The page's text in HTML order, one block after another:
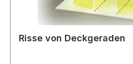
Risse von Deckgeraden